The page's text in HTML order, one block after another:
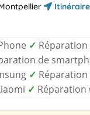
Itinéraire
✓ Réparation
de
✓ Réparation
✓ Réparation